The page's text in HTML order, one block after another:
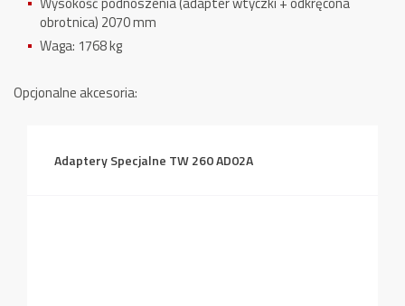
obrotnica) 2070 mm
Waga: 1768 kg
Opcjonalne akcesoria:
Adaptery Specjalne TW 260 AD02A